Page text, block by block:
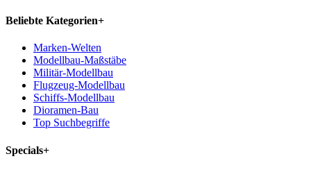
Beliebte Kategorien+
Marken-Welten
Modellbau-Maßstäbe
Militär-Modellbau
Flugzeug-Modellbau
Schiffs-Modellbau
Dioramen-Bau
Top Suchbegriffe
Specials+